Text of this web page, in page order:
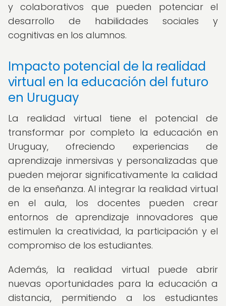
y colaborativos que pueden potenciar el
desarrollo de habilidades sociales y
cognitivas en los alumnos.
Impacto potencial de la realidad
virtual en la educación del futuro
en Uruguay
La realidad virtual tiene el potencial de
transformar por completo la educación en
Uruguay, ofreciendo experiencias de
aprendizaje inmersivas y personalizadas que
pueden mejorar significativamente la calidad
de la enseñanza. Al integrar la realidad virtual
en el aula, los docentes pueden crear
entornos de aprendizaje innovadores que
estimulen la creatividad, la participación y el
compromiso de los estudiantes.
Además, la realidad virtual puede abrir
nuevas oportunidades para la educación a
distancia, permitiendo a los estudiantes